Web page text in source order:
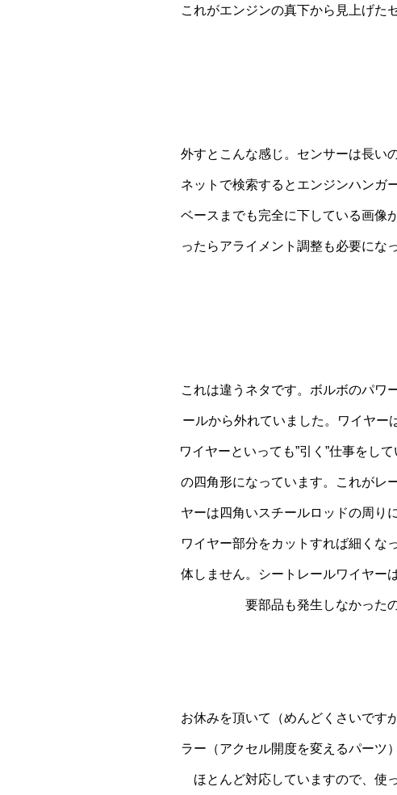
これがエンジンの真下から見上げた
外すとこんな感じ。センサーは長い
ネットで検索するとエンジンハンガ
ベースまでも完全に下している画像
ったらアライメント調整も必要にな
これは違うネタです。ボルボのパワ
ールから外れていました。ワイヤー
ワイヤーといっても”引く”仕事をし
の四角形になっています。これがレ
ヤーは四角いスチールロッドの周り
ワイヤー部分をカットすれば細くな
体しません。シートレールワイヤー
要部品も発生しなかった
お休みを頂いて（めんどくさいです
ラー（アクセル開度を変えるパーツ
ほとんど対応していますので、使